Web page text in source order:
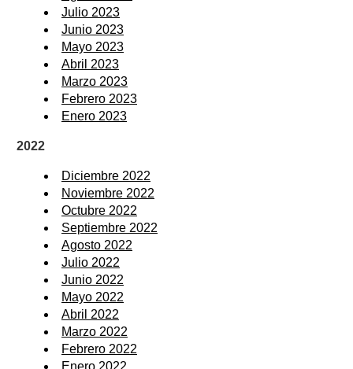
Julio 2023
Junio 2023
Mayo 2023
Abril 2023
Marzo 2023
Febrero 2023
Enero 2023
2022
Diciembre 2022
Noviembre 2022
Octubre 2022
Septiembre 2022
Agosto 2022
Julio 2022
Junio 2022
Mayo 2022
Abril 2022
Marzo 2022
Febrero 2022
Enero 2022